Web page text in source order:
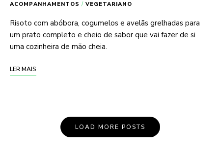
ACOMPANHAMENTOS / VEGETARIANO
Risoto com abóbora, cogumelos e avelãs grelhadas para
um prato completo e cheio de sabor que vai fazer de si
uma cozinheira de mão cheia.
LER MAIS
LOAD MORE POSTS